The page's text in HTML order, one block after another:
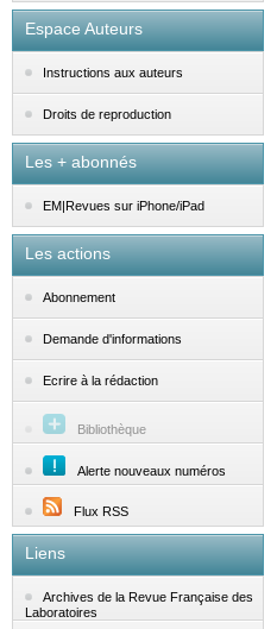
Espace Auteurs
Instructions aux auteurs
Droits de reproduction
Les + abonnés
EM|Revues sur iPhone/iPad
Les actions
Abonnement
Demande d'informations
Ecrire à la rédaction
Bibliothèque
Alerte nouveaux numéros
Flux RSS
Liens
Archives de la Revue Française des
Laboratoires